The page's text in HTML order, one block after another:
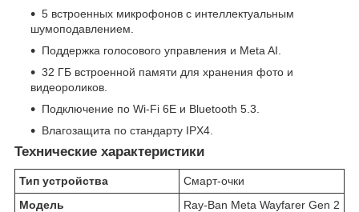
5 встроенных микрофонов с интеллектуальным
шумоподавлением.
Поддержка голосового управления и Meta AI.
32 ГБ встроенной памяти для хранения фото и
видеороликов.
Подключение по Wi-Fi 6E и Bluetooth 5.3.
Влагозащита по стандарту IPX4.
Технические характеристики
Тип устройства
Смарт-очки
Модель
Ray-Ban Meta Wayfarer Gen 2